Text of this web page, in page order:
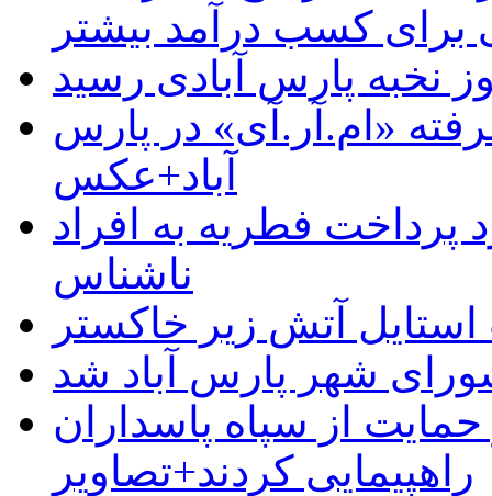
کسب درآمد بیشتر
نخبه پارس آبادی رسید
«ام.آر.آی» در پارس
آباد+عکس
پرداخت فطریه به افراد
ناشناس
آتش زیر خاکستر
شهر پارس آباد شد
از سپاه پاسداران
راهپیمایی کردند+تصاویر